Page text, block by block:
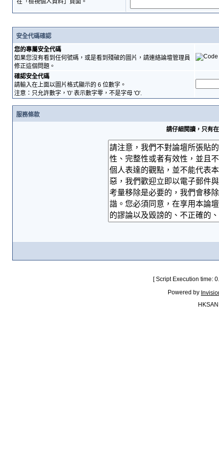
在「檢視個人資料」頁面。
安全代碼確認
您的專屬安全代碼
如果您沒有看到任何號碼，或是看到殘破的圖片，請連絡論壇管理員
修正這個問題。
確認安全代碼
請輸入在上面以圖片格式顯示的 6 位數字。
注意：只允許數字，'0' 表示數字零，不是字母 'O'.
服務條款
請仔細閱讀，只有
[ Script Execution time:
Powered by